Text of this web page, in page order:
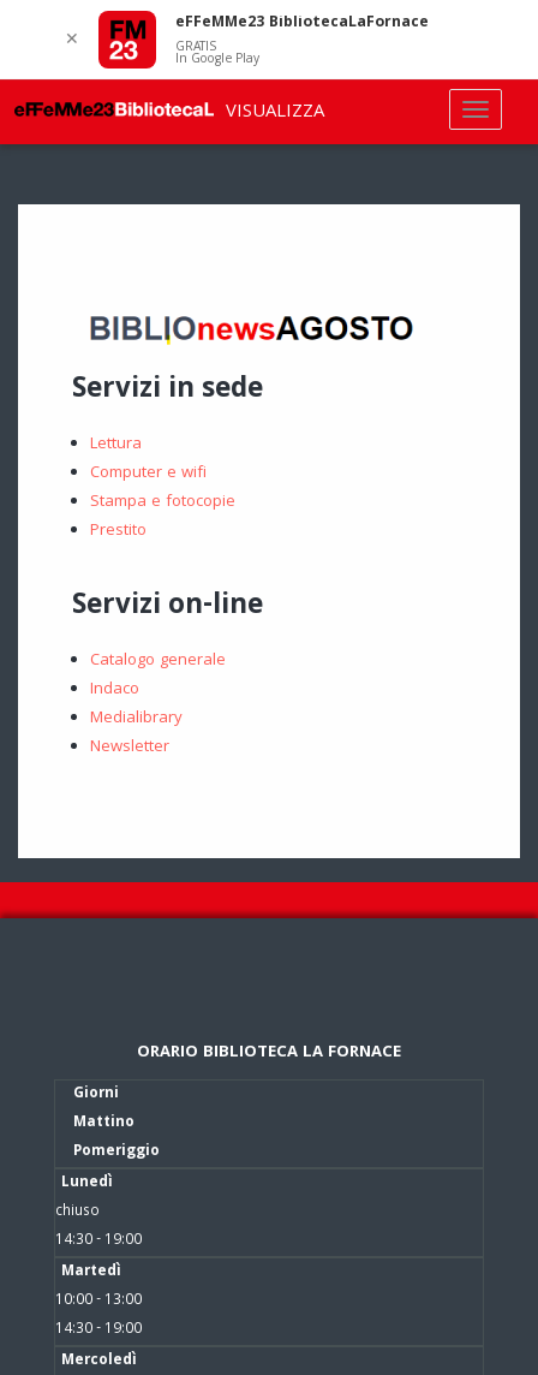
Servizi in sede
Lettura
Computer e wifi
Stampa e fotocopie
Prestito
Servizi on-line
Catalogo generale
Indaco
Medialibrary
Newsletter
ORARIO BIBLIOTECA LA FORNACE
Giorni
Mattino
Pomeriggio
Lunedì
chiuso
14:30 - 19:00
Martedì
10:00 - 13:00
14:30 - 19:00
Mercoledì
✕
eFFeMMe23 BibliotecaLaFornace
GRATIS
In Google Play
VISUALIZZA